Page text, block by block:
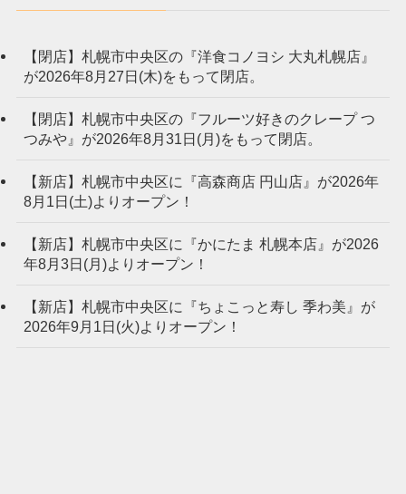
【閉店】札幌市中央区の『洋食コノヨシ 大丸札幌店』
が2026年8月27日(木)をもって閉店。
【閉店】札幌市中央区の『フルーツ好きのクレープ つ
つみや』が2026年8月31日(月)をもって閉店。
【新店】札幌市中央区に『高森商店 円山店』が2026年
8月1日(土)よりオープン！
【新店】札幌市中央区に『かにたま 札幌本店』が2026
年8月3日(月)よりオープン！
【新店】札幌市中央区に『ちょこっと寿し 季わ美』が
2026年9月1日(火)よりオープン！